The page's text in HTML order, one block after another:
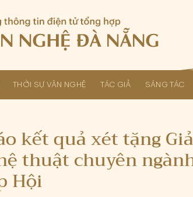
THỜI SỰ VĂN NGHỆ TÁC GIẢ SÁNG TÁC
kết quả xét tặng
thuật chuyên
Hội